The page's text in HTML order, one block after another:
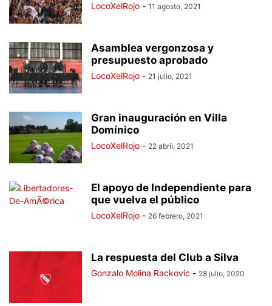
LocoXelRojo - 11 agosto, 2021
Asamblea vergonzosa y
presupuesto aprobado
LocoXelRojo - 21 julio, 2021
Gran inauguración en Villa
Domínico
LocoXelRojo - 22 abril, 2021
El apoyo de Independiente para
que vuelva el público
LocoXelRojo - 26 febrero, 2021
La respuesta del Club a Silva
Gonzalo Molina Rackovic - 28 julio, 2020